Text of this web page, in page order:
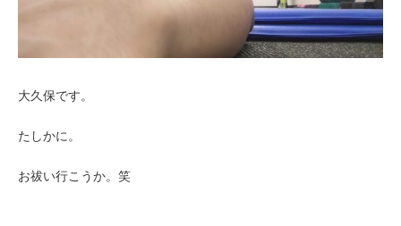
大久保です。
たしかに。
お祓い行こうか。笑